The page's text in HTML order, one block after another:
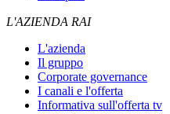
L'AZIENDA RAI
L'azienda
Il gruppo
Corporate governance
I canali e l'offerta
Informativa sull'offerta tv